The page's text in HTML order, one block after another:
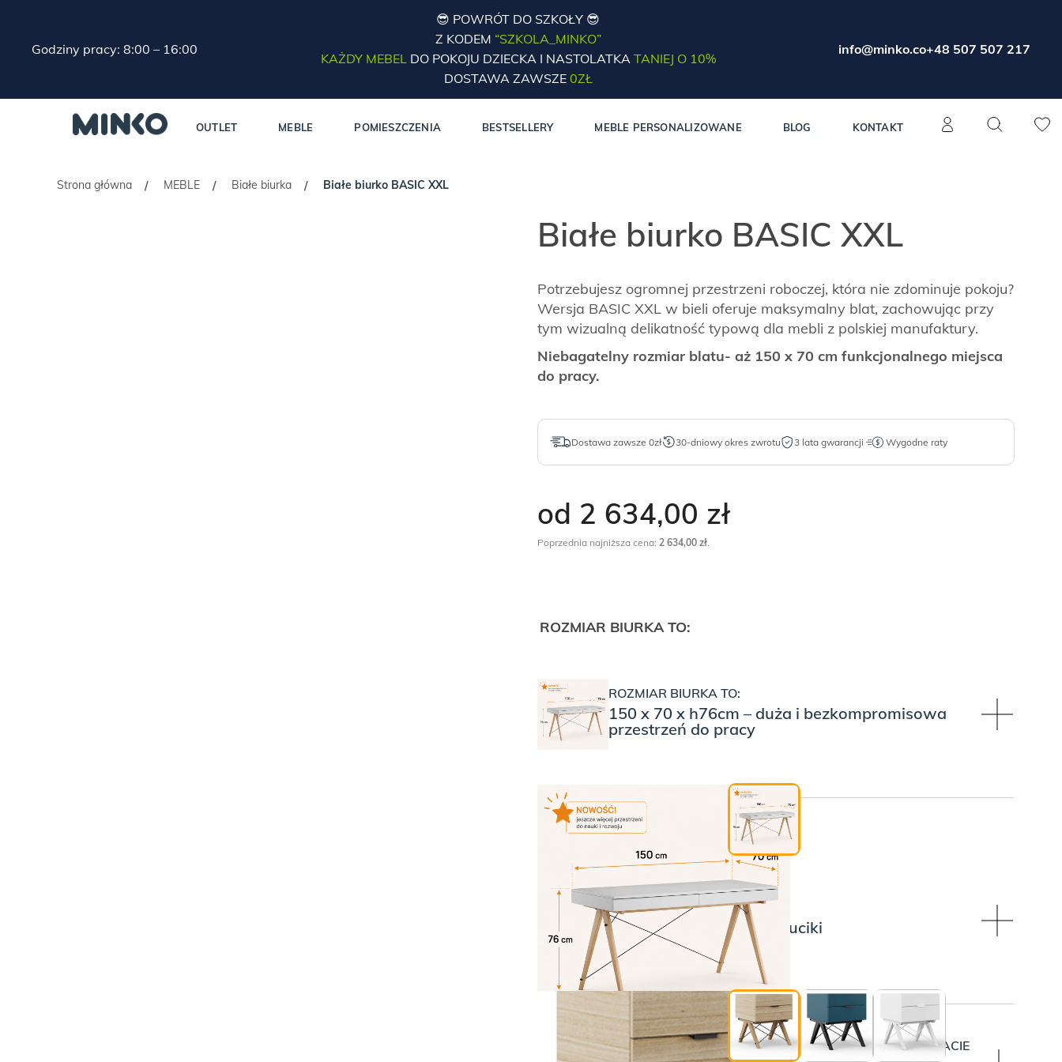
Godziny pracy: 8:00 – 16:00
😎 POWRÓT DO SZKOŁY 😎
Z KODEM “SZKOLA_MINKO”
KAŻDY MEBELDO POKOJU DZIECKA I NASTOLATKATANIEJ O 10%
DOSTAWA ZAWSZE 0ZŁ
info@minko.co+48 507 507 217
OUTLET MEBLE POMIESZCZENIA BESTSELLERY MEBLE PERSONALIZOWANE BLOG KONTAKT
Strona główna / MEBLE / Białe biurka / Białe biurko BASIC XXL
Białe biurko BASIC XXL
Potrzebujesz ogromnej przestrzeni roboczej, która nie zdominuje pokoju?
Wersja BASIC XXL w bieli oferuje maksymalny blat, zachowując przy
tym wizualną delikatność typową dla mebli z polskiej manufaktury.
Niebagatelny rozmiar blatu- aż 150 x 70 cm funkcjonalnego miejsca
do pracy.
Dostawa zawsze 0zł 30-dniowy okres zwrotu 3 lata gwarancji Wygodne raty
od 2 634,00 zł
Poprzednia najniższa cena: 2 634,00 zł.
ROZMIAR BIURKA TO:
ROZMIAR BIURKA TO:
150 x 70 x h76cm – duża i bezkompromisowa
przestrzeń do pracy
150 x 70 x h76cm –
WYBIERZ KOLOR NÓŻEK:
WYBIERZ KOLOR NÓŻEK:
Dębowe nogi i czarne druciki
OPCJONALNA POWIERZCHNIA SOFTY NA GÓRNYM BLACIE
(LINOLEUM MEBLOWE)